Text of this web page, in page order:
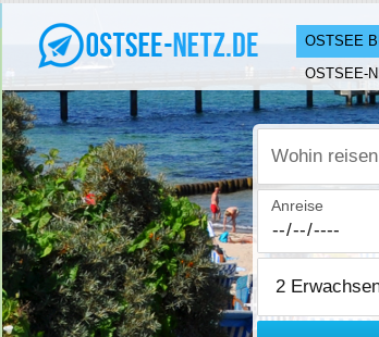
OSTSEE
OSTSEE-
Wohin reisen
Anreise